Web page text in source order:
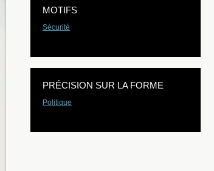
MOTIFS
Sécurité
PRÉCISION SUR LA FORME
Politique